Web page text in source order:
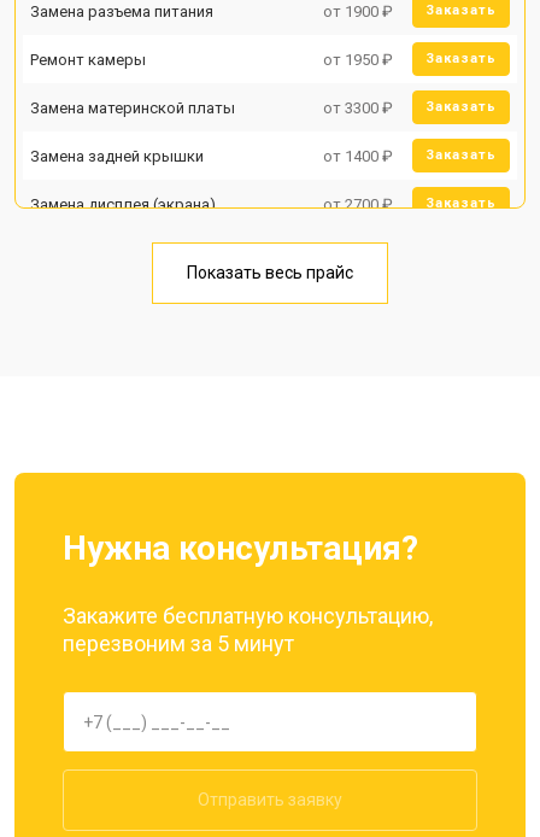
Замена разъема питания от 1900 ₽ Заказать
Ремонт камеры от 1950 ₽ Заказать
Замена материнской платы от 3300 ₽ Заказать
Замена задней крышки от 1400 ₽ Заказать
Замена дисплея (экрана) от 2700 ₽ Заказать
Замена кнопки включения от 1750 ₽
Показать весь прайс
Нужна консультация?
Закажите бесплатную консультацию,
перезвоним за 5 минут
Отправить заявку